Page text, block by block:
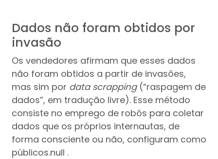
Dados não foram obtidos por
invasão
Os vendedores afirmam que esses dados
não foram obtidos a partir de invasões,
mas sim por data scrapping(“raspagem de
dados”, em tradução livre). Esse método
consiste no emprego de robôs para coletar
dados que os próprios internautas, de
forma consciente ou não, configuram como
públicos.null .